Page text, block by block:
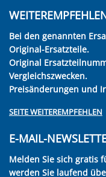
Bei den genannten
Original-Ersatzteile.
Original
Vergleichszwecken.
Preisänderungen und
SEITE WEITEREMPFEHLEN
E-MAIL-
Melden Sie sich gratis
werden Sie laufend